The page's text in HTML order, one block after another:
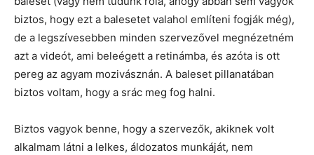
biztos, hogy ezt a balesetet valahol említeni fogják még),
de a legszívesebben minden szervezővel megnézetném
azt a videót, ami beleégett a retinámba, és azóta is ott
pereg az agyam mozivásznán. A baleset pillanatában
biztos voltam, hogy a srác meg fog halni.
Biztos vagyok benne, hogy a szervezők, akiknek volt
alkalmam látni a lelkes, áldozatos munkáját, nem